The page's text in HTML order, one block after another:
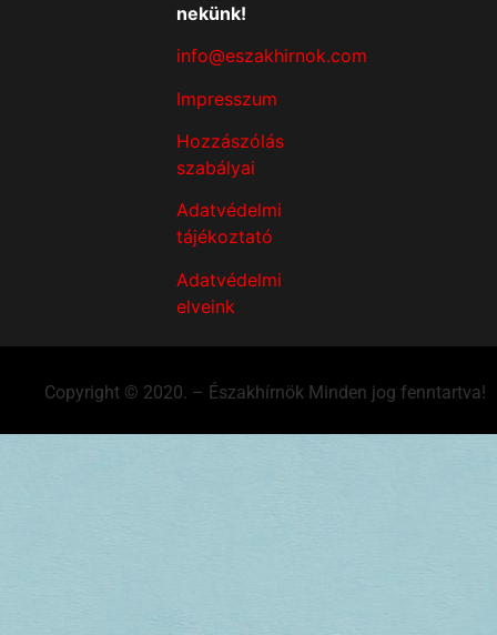
nekünk!
info@eszakhirnok.com
Impresszum
Hozzászólás
szabályai
Adatvédelmi
tájékoztató
Adatvédelmi
elveink
Copyright © 2020. – Északhírnök Minden jog fenntartva!